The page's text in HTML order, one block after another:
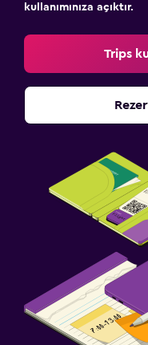
kullanımınıza açıktır.
Trips